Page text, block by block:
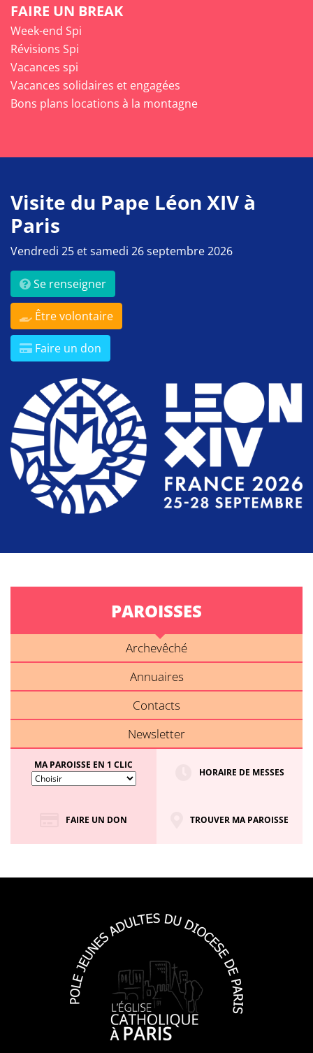
FAIRE UN BREAK
Week-end Spi
Révisions Spi
Vacances spi
Vacances solidaires et engagées
Bons plans locations à la montagne
Visite du Pape Léon XIV à
Paris
Vendredi 25 et samedi 26 septembre 2026
Se renseigner
Être volontaire
Faire un don
PAROISSES
Archevêché
Annuaires
Contacts
Newsletter
MA PAROISSE EN 1 CLIC
HORAIRE DE MESSES
FAIRE UN DON TROUVER MA PAROISSE